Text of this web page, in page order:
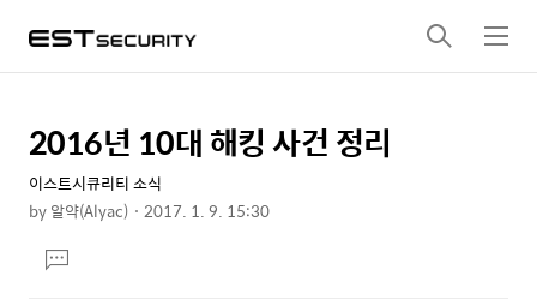
검
색
메
뉴
상
세
컨
텐
츠
본
문
제
목
2016년 10대 해킹 사건 정리
이스트시큐리티 소식
by알약(Alyac) 2017. 1. 9. 15:30
문댓
글